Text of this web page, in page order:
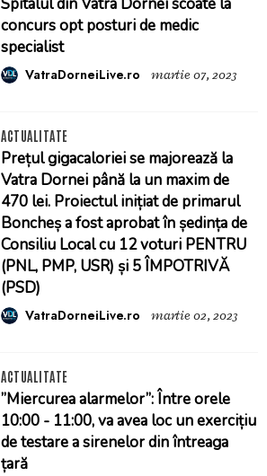
concurs opt posturi de medic
specialist
VatraDorneiLive.ro martie 07, 2023
ACTUALITATE
Prețul gigacaloriei se majorează la
Vatra Dornei până la un maxim de
470 lei. Proiectul inițiat de primarul
Boncheș a fost aprobat în ședința de
Consiliu Local cu 12 voturi PENTRU
(PNL, PMP, USR) și 5 ÎMPOTRIVĂ
(PSD)
VatraDorneiLive.ro martie 02, 2023
ACTUALITATE
”Miercurea alarmelor”: Între orele
10:00 - 11:00, va avea loc un exercițiu
de testare a sirenelor din întreaga
țară